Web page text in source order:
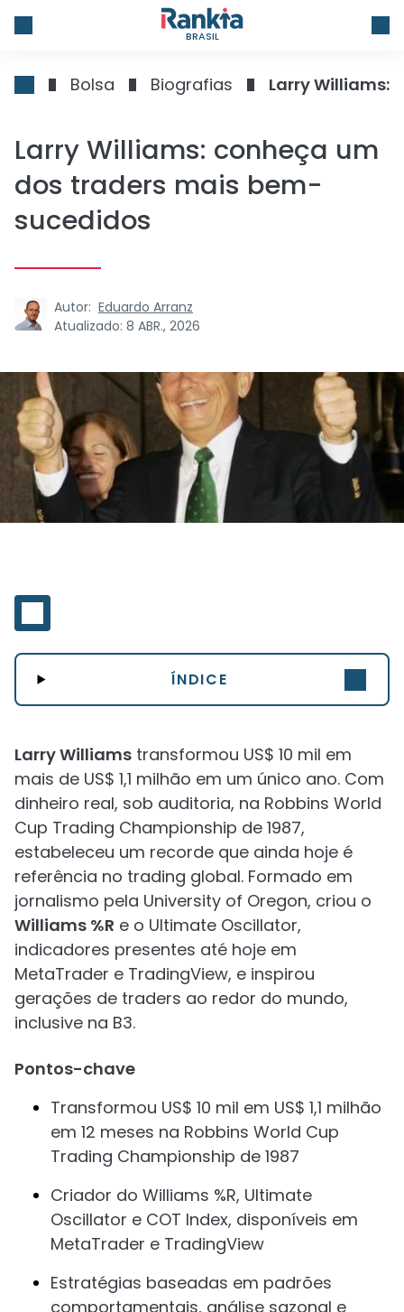
BRASIL
Bolsa Biografias Larry Williams:
Larry Williams: conheça um
dos traders mais bem-
sucedidos
Autor: Eduardo Arranz
Atualizado: 8 ABR., 2026
ÍNDICE
Larry Williams transformou US$ 10 mil em
mais de US$ 1,1 milhão em um único ano. Com
dinheiro real, sob auditoria, na Robbins World
Cup Trading Championship de 1987,
estabeleceu um recorde que ainda hoje é
referência no trading global. Formado em
jornalismo pela University of Oregon, criou o
Williams %R e o Ultimate Oscillator,
indicadores presentes até hoje em
MetaTrader e TradingView, e inspirou
gerações de traders ao redor do mundo,
inclusive na B3.
Pontos-chave
Transformou US$ 10 mil em US$ 1,1 milhão
em 12 meses na Robbins World Cup
Trading Championship de 1987
Criador do Williams %R, Ultimate
Oscillator e COT Index, disponíveis em
MetaTrader e TradingView
Estratégias baseadas em padrões
comportamentais, análise sazonal e